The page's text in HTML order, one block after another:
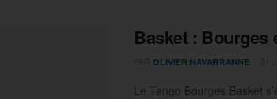
Basket : Bourges
OLIVIER NAVARRANNE
Le Tango Bourges Basket